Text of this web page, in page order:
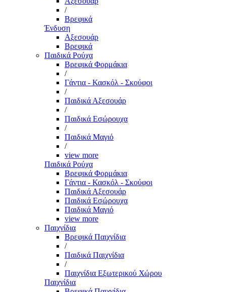
/
Βρεφικά
Ένδυση
Αξεσουάρ
Βρεφικά
Παιδικά Ρούχα
Βρεφικά Φορμάκια
/
Γάντια - Κασκόλ - Σκούφοι
/
Παιδικά Αξεσουάρ
/
Παιδικά Εσώρουχα
/
Παιδικά Μαγιό
/
view more
Παιδικά Ρούχα
Βρεφικά Φορμάκια
Γάντια - Κασκόλ - Σκούφοι
Παιδικά Αξεσουάρ
Παιδικά Εσώρουχα
Παιδικά Μαγιό
view more
Παιχνίδια
Βρεφικά Παιχνίδια
/
Παιδικά Παιχνίδια
/
Παιχνίδια Εξωτερικού Χώρου
Παιχνίδια